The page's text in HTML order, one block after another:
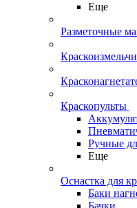
Еще
Разметочные
Краскопульты
Ручные
Еще
Оснастка для
Баки
Бачки